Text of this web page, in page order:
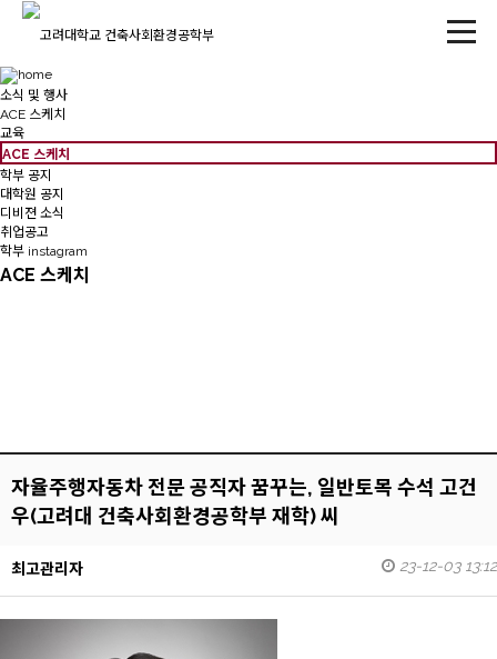
소식 및 행사
ACE 스케치
교육
ACE 스케치
학부 공지
대학원 공지
디비젼 소식
취업공고
학부 instagram
ACE 스케치
자율주행자동차 전문 공직자 꿈꾸는, 일반토목 수석 고건
우(고려대 건축사회환경공학부 재학) 씨
최고관리자 23-12-03 13:12